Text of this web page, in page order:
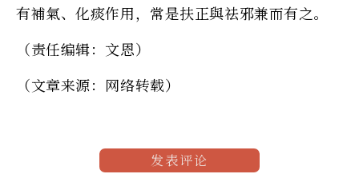
有補氣、化痰作用，常是扶正與祛邪兼而有之。
（责任编辑：文恩）
（文章来源：网络转载）
发表评论